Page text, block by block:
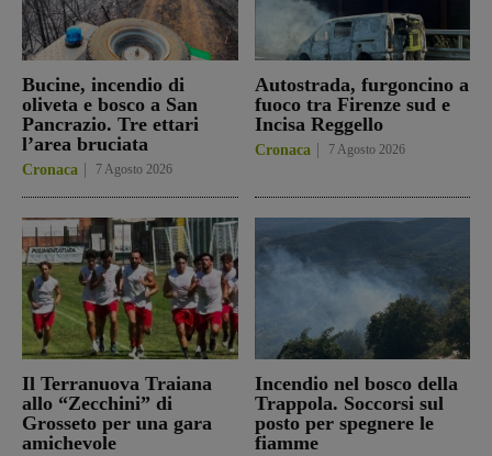
Bucine, incendio di
oliveta e bosco a San
Pancrazio. Tre ettari
l’area bruciata
Cronaca 7 Agosto 2026
Autostrada, furgoncino a
fuoco tra Firenze sud e
Incisa Reggello
Cronaca 7 Agosto 2026
Il Terranuova Traiana
allo “Zecchini” di
Grosseto per una gara
amichevole
Incendio nel bosco della
Trappola. Soccorsi sul
posto per spegnere le
fiamme